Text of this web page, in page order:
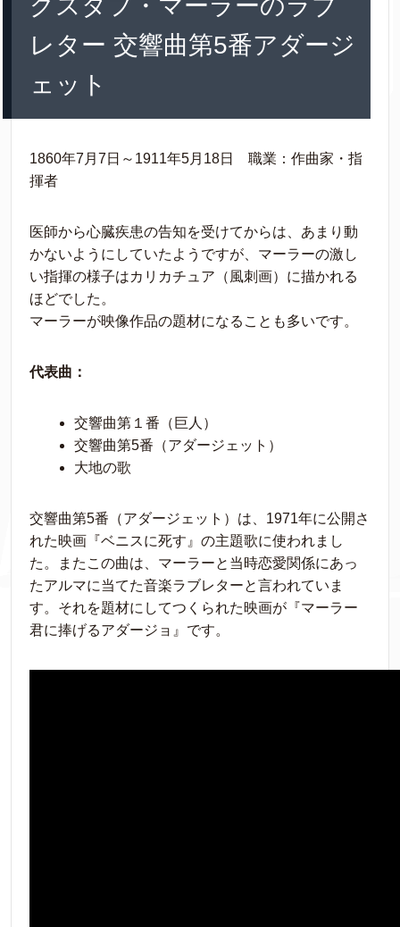
グスタフ・マーラーのラブ
レター 交響曲第5番アダージ
ェット
1860年7月7日～1911年5月18日 職業：作曲家・指
揮者
医師から心臓疾患の告知を受けてからは、あまり動
かないようにしていたようですが、マーラーの激し
い指揮の様子はカリカチュア（風刺画）に描かれる
ほどでした。
マーラーが映像作品の題材になることも多いです。
代表曲：
交響曲第１番（巨人）
交響曲第5番（アダージェット）
大地の歌
交響曲第5番（アダージェット）は、1971年に公開さ
れた映画『ベニスに死す』の主題歌に使われまし
た。またこの曲は、マーラーと当時恋愛関係にあっ
たアルマに当てた音楽ラブレターと言われていま
す。それを題材にしてつくられた映画が『マーラー
君に捧げるアダージョ』です。